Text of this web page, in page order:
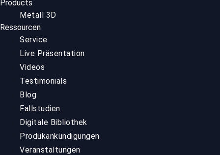
Products
Metall 3D
Ressourcen
Service
Live Präsentation
Videos
Testimonials
Blog
Fallstudien
Digitale Bibliothek
Produkankündigungen
Veranstaltungen